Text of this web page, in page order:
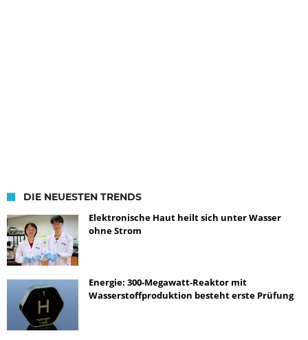
DIE NEUESTEN TRENDS
Elektronische Haut heilt sich unter Wasser
ohne Strom
Energie: 300-Megawatt-Reaktor mit
Wasserstoffproduktion besteht erste Prüfung